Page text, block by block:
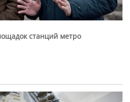
станций метро